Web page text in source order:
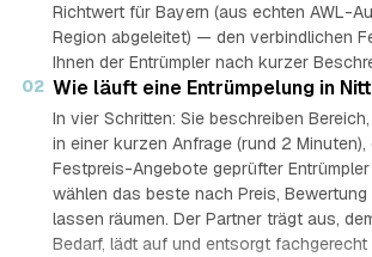
Richtwert für Bayern (aus echten AWL-
Region abgeleitet) — den verbindlichen
Ihnen der Entrümpler nach kurzer
02 Wie läuft eine Entrümpelung in
In vier Schritten: Sie beschreiben
in einer kurzen Anfrage (rund 2 Minuten),
Festpreis-Angebote geprüfter
wählen das beste nach Preis, Bewertung
lassen räumen. Der Partner trägt aus,
Bedarf, lädt auf und entsorgt